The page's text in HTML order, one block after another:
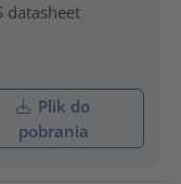
datasheet
Plik do
pobrania